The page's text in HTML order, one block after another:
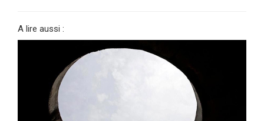
A lire aussi :